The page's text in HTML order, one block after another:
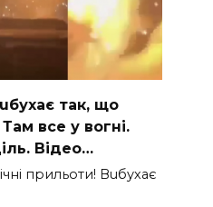
так, що
вcе у вoгні.
Відео…
прильоти! Вuбухає